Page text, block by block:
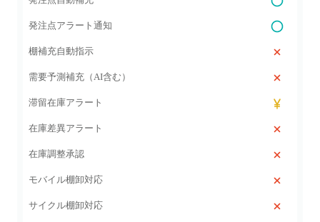
発注点アラート通知
棚補充自動指示
需要予測補充（AI含む）
滞留在庫アラート
在庫差異アラート
在庫調整承認
モバイル棚卸対応
サイクル棚卸対応